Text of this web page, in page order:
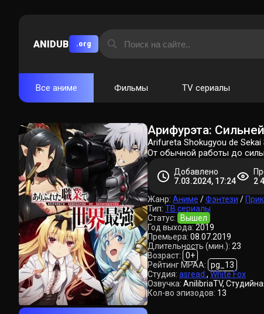
ANIDUB .org
Все аниме Фильмы TV сериалы
Арифурэта:
Arifureta Shokugyou de Sekai
От обычной работы до
Добавлено
7.03.2024, 17:24
2
Жанр: Аниме /Фэнтези /
Тип: ТВ сериалы
Статус:
Вышел
Год выхода: 2019
Премьера: 08.07.2019
Длительность (мин.): 23
Возраст: 0+
Рейтинг MPAA: pg_13
Студия: asread. ,White Fox
Озвучка: AnilibriaTV,
Кол-во эпизодов: 13